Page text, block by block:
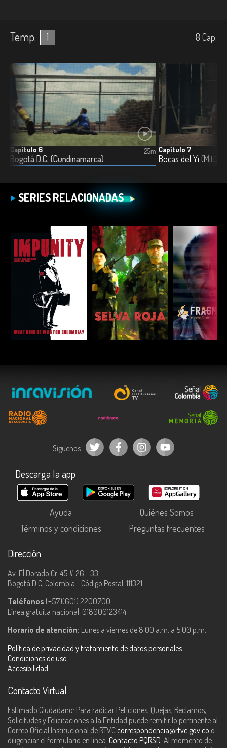
Temp. 1 8 Cap.
Capítulo 6
Bogotá D.C. (Cundinamarca)
25m Capítulo 7
Bocas del Yi (Mitú,
SERIES RELACIONADAS
ESCUCHAR ESCUCHAR
Síguenos
Descarga la app
Ayuda
Quiénes Somos
Términos y condiciones
Preguntas frecuentes
Dirección
Av. El Dorado Cr. 45 # 26 - 33
Bogotá D.C, Colombia - Código Postal: 111321
Teléfonos (+57)(601) 2200700.
Línea gratuita nacional: 018000123414.
Horario de atención: Lunes a viernes de 8:00 a.m. a 5:00 p.m.
Política de privacidad y tratamiento de datos personales
Condiciones de uso
Accesibilidad
Contacto Virtual
Estimado Ciudadano: Para radicar Peticiones, Quejas, Reclamos,
Solicitudes y Felicitaciones a la Entidad puede remitir lo pertinente al
Correo Oficial Institucional de RTVC correspondencia@rtvc.gov.co o
diligenciar el formulario en línea: Contacto PQRSD. Al momento de